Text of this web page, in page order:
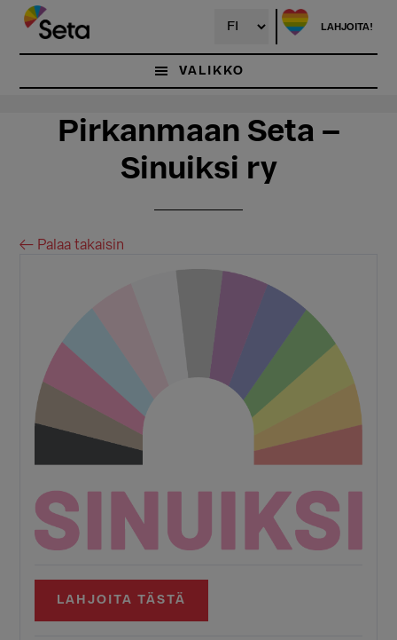
Hyppää
pääsisältöön
Hyppää
ensisijaiseen
sivupalkkiin
LAHJOITA!
VALIKKO
Pirkanmaan Seta –
Sinuiksi ry
← Palaa takaisin
LAHJOITA TÄSTÄ